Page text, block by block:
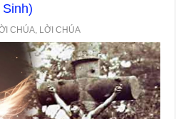
CHÚA LỜI CHÚA